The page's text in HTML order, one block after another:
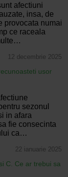
afectiuni
insa, de
provocata numai
ce raceala
12 decembrie 2025
usor
sezonul
in afara
fie consecinta
ca…
22 ianuarie 2025
C. Ce ar trebui sa